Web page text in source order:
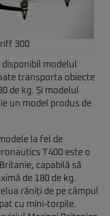
300
disponibil modelul
transporta obiecte
de kg. Și modelul
un model produs de
la fel de
T400 este o
capabilă să
de 180 de kg.
răniți de pe câmpul
cu mini-torpile.